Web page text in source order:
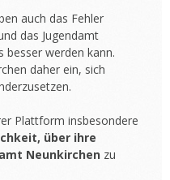
auch das Fehler
das Jugendamt
besser werden kann.
daher ein, sich
Plattform insbesondere
über ihre
Neunkirchen zu